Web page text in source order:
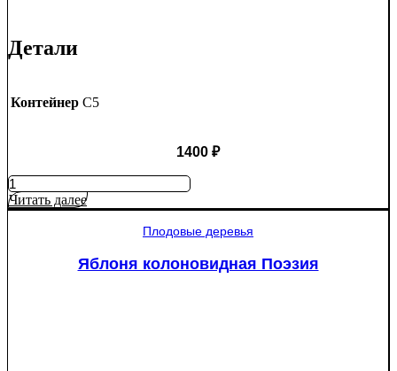
Детали
Контейнер C5
1400 ₽
Количество
товара
Яблоня
Читать далее
Плодовые деревья
Яблоня колоновидная Поэзия